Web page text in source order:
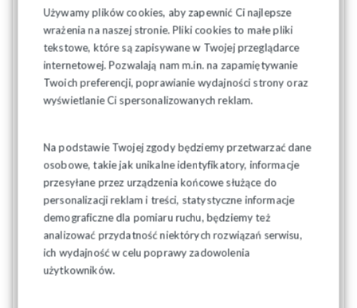
Używamy plików cookies, aby zapewnić Ci najlepsze
wrażenia na naszej stronie. Pliki cookies to małe pliki
tekstowe, które są zapisywane w Twojej przeglądarce
internetowej. Pozwalają nam m.in. na zapamiętywanie
Twoich preferencji, poprawianie wydajności strony oraz
wyświetlanie Ci spersonalizowanych reklam.
Na podstawie Twojej zgody będziemy przetwarzać dane
osobowe, takie jak unikalne identyfikatory, informacje
przesyłane przez urządzenia końcowe służące do
personalizacji reklam i treści, statystyczne informacje
demograficzne dla pomiaru ruchu, będziemy też
analizować przydatność niektórych rozwiązań serwisu,
ich wydajność w celu poprawy zadowolenia
użytkowników.
dotyczącej adekwatnego minimalnego wynagrodzenia.
Propozycje
Przypomnijmy, wspólna propozycja NSZZ „Solidarność”, OPZZ
i Forum Związków Zawodowych zakłada wzrost płacy
minimalnej w 2026 roku do 5015 zł brutto, czyli o 349 zł
przyjęta, pracownicy mogliby liczyć na wynagrodzenie
minimalne w wysokości 3748,97 zł netto. Związkowcy
argumentują, że tylko taka podwyżka pozwoli
zrekompensować utratę siły nabywczej wynikającą z inflacji i
realnie poprawi sytuację pracowników.
Według propozycji strony społecznej wzrost wynagrodzeń w
państwowej sferze budżetowej powinien wynieść nie mniej
niż 12%. Wskaźnik waloryzacji emerytur i rent powinien z kolei
zdaniem reprezentatywnych central związkowych wynosić